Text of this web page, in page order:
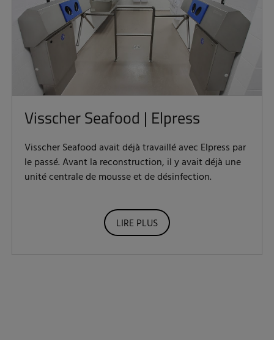
Visscher Seafood | Elpress
Visscher Seafood avait déjà travaillé avec Elpress par
le passé. Avant la reconstruction, il y avait déjà une
unité centrale de mousse et de désinfection.
LIRE PLUS